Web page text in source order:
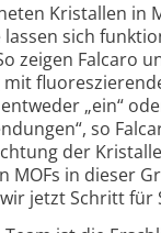
Kristallen in
sich
zeigen Falcaro
„ein“
so
der
MOFs in dieser
jetzt Schritt für